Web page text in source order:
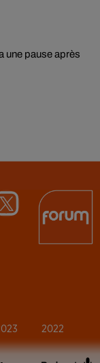
une pause après
2022